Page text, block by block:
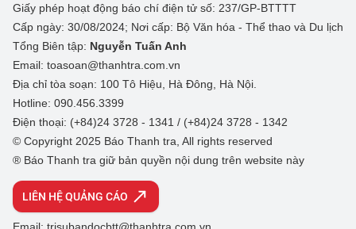
Giấy phép hoạt động báo chí điện tử số: 237/GP-BTTTT
Cấp ngày: 30/08/2024; Nơi cấp: Bộ Văn hóa - Thể thao và Du lịch
Tổng Biên tập: Nguyễn Tuấn Anh
Email: toasoan@thanhtra.com.vn
Địa chỉ tòa soạn: 100 Tô Hiệu, Hà Đông, Hà Nội.
Hotline: 090.456.3399
Điện thoại: (+84)24 3728 - 1341 / (+84)24 3728 - 1342
© Copyright 2025 Báo Thanh tra, All rights reserved
® Báo Thanh tra giữ bản quyền nội dung trên website này
LIÊN HỆ QUẢNG CÁO